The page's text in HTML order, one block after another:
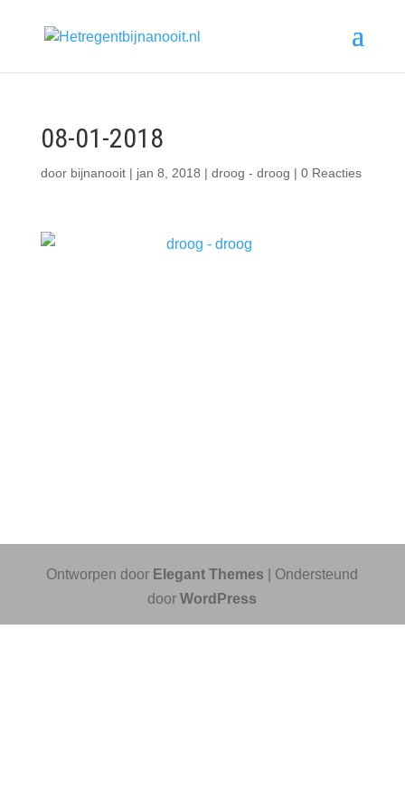
08-01-2018
door bijnanooit| jan 8, 2018 | droog - droog | 0 Reacties
Ontworpen door Elegant Themes | Ondersteund
doorWordPress